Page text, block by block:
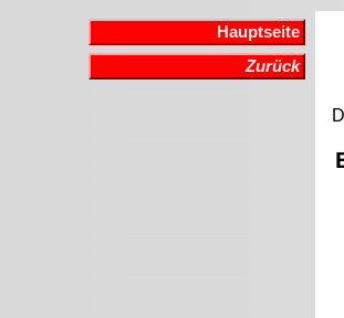
Hauptseite
Zurück